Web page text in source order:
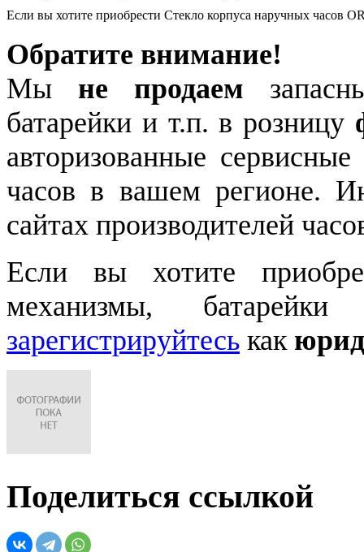
Если вы хотите приобрести Стекло корпуса наручных часов
Обратите внимание!
Мы не продаем
батарейки и т.п. в розницу
авторизованные
часов в вашем регионе.
сайтах производителей
Если вы хотите
механизмы,
зарегистрируйтесь как
Поделиться ссылкой